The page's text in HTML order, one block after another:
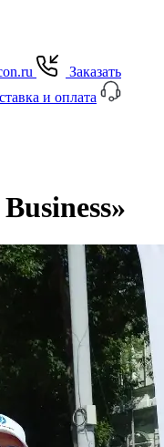
Заказать
и оплата